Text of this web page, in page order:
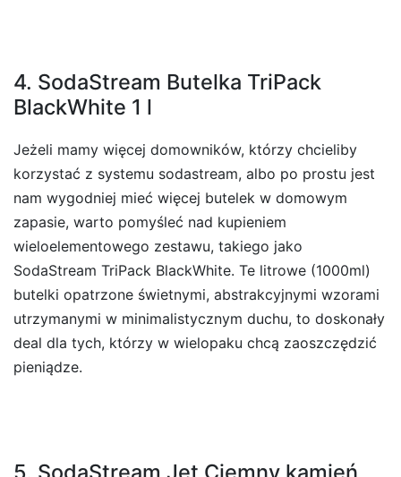
4. SodaStream Butelka TriPack
BlackWhite 1 l
Jeżeli mamy więcej domowników, którzy chcieliby
korzystać z systemu sodastream, albo po prostu jest
nam wygodniej mieć więcej butelek w domowym
zapasie, warto pomyśleć nad kupieniem
wieloelementowego zestawu, takiego jako
SodaStream TriPack BlackWhite. Te litrowe (1000ml)
butelki opatrzone świetnymi, abstrakcyjnymi wzorami
utrzymanymi w minimalistycznym duchu, to doskonały
deal dla tych, którzy w wielopaku chcą zaoszczędzić
pieniądze.
5. SodaStream Jet Ciemny kamień